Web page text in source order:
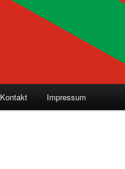
Kontakt Impressum